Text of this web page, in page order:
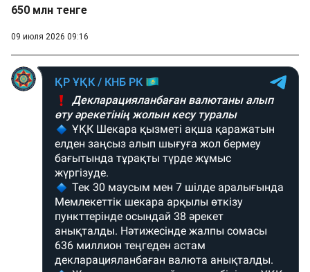
650 млн тенге
09 июля 2026 09:16